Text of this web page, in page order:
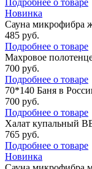
Подробнее о товаре
Новинка
Сауна микрофибра
485 руб.
Подробнее о товаре
Махровое
700 руб.
Подробнее о товаре
70*140 Баня в
700 руб.
Подробнее о товаре
Халат купальный
765 руб.
Подробнее о товаре
Новинка